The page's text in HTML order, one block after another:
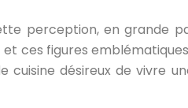
perception, en grande
ces figures
désireux de vivre